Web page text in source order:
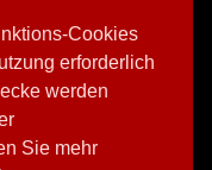
Cookies
erforderlich
werden
Sie mehr